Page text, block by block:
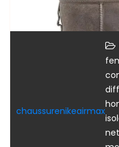
chaussurenikeairmax